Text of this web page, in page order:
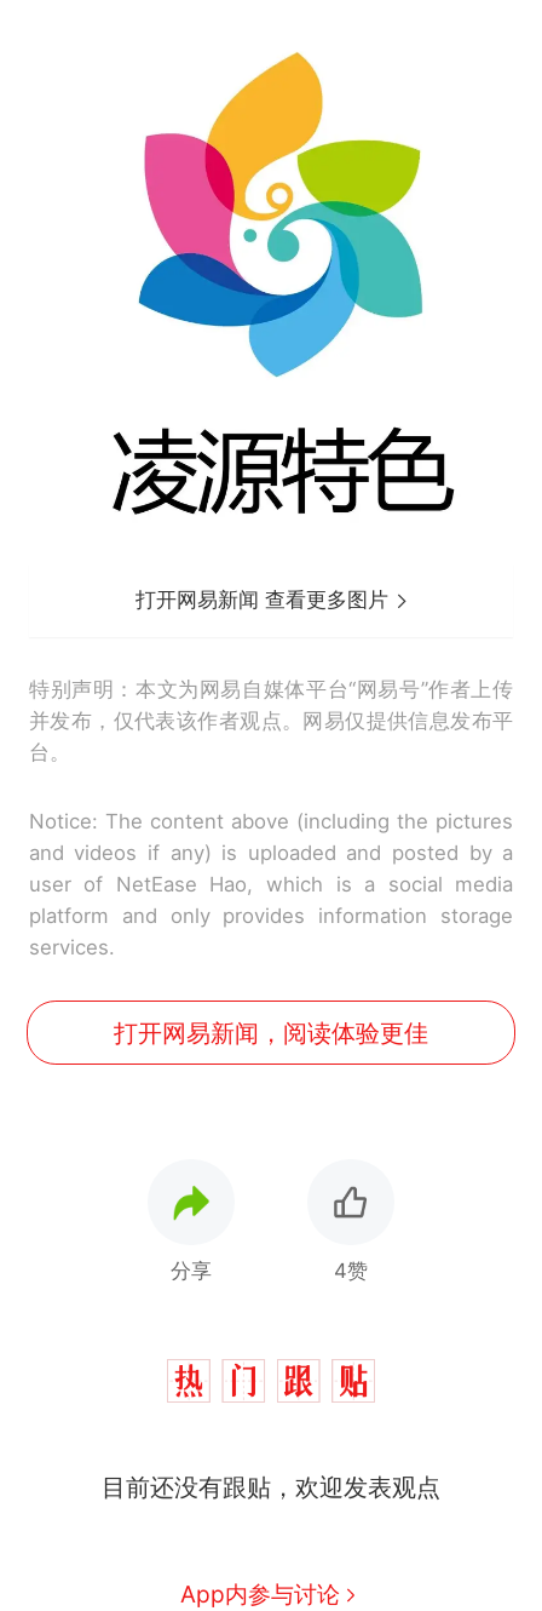
打开网易新闻 查看更多图片
特别声明：本文为网易自媒体平台“网易号”作者上传
并发布，仅代表该作者观点。网易仅提供信息发布平
台。
Notice: The content above (including the pictures
and videos if any) is uploaded and posted by a
user of NetEase Hao, which is a social media
platform and only provides information storage
services.
打开网易新闻，阅读体验更佳
分享 4赞
目前还没有跟贴，欢迎发表观点
App内参与讨论
人生
新 费大厨“全国小炒肉大王”称